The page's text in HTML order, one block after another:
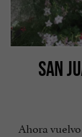
SAN
Ahora